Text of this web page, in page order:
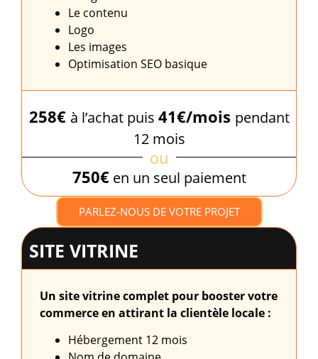
Le contenu
Logo
Les images
Optimisation SEO basique
258€ à l’achat puis 41€/mois pendant
12 mois
ou
750€en un seul paiement
PARLEZ-NOUS DE VOTRE PROJET
SITE VITRINE
Un site vitrine complet pour booster votre
commerce en attirant la clientèle locale :
Hébergement 12 mois